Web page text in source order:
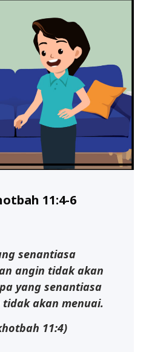
11:4-6
senantiasa
angin tidak akan
yang senantiasa
akan menuai.
11:4)